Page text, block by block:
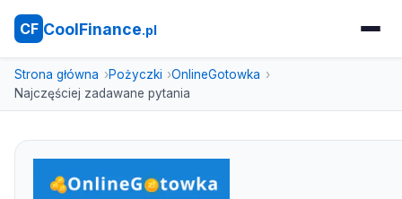
CF CoolFinance.pl
Strona główna Pożyczki
OnlineGotowka
Najczęściej zadawane pytania